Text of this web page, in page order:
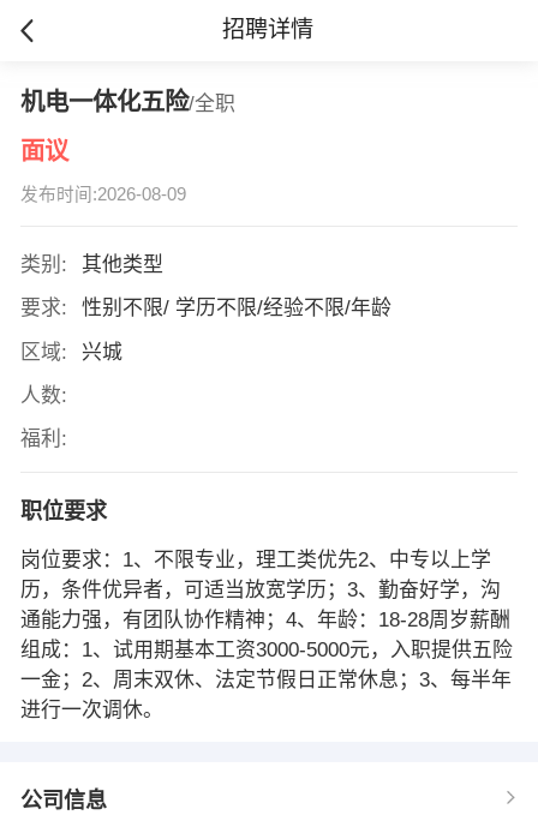
招聘详情
机电一体化五险/全职
面议
发布时间:2026-08-09
类别:
其他类型
要求:
性别不限/ 学历不限/经验不限/年龄
区域:
兴城
人数:
福利:
职位要求
岗位要求：1、不限专业，理工类优先2、中专以上学
历，条件优异者，可适当放宽学历；3、勤奋好学，沟
通能力强，有团队协作精神；4、年龄：18-28周岁薪酬
组成：1、试用期基本工资3000-5000元，入职提供五险
一金；2、周末双休、法定节假日正常休息；3、每半年
进行一次调休。
公司信息